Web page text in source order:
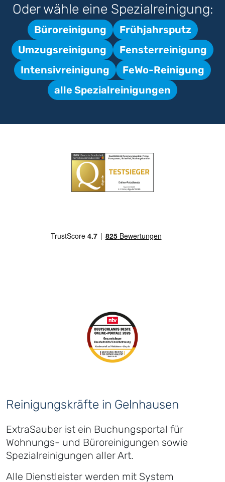
Oder wähle eine Spezialreinigung:
Büroreinigung
Frühjahrsputz
Umzugsreinigung
Fensterreinigung
Intensivreinigung
FeWo-Reinigung
alle Spezialreinigungen
Reinigungskräfte in Gelnhausen
ExtraSauber ist ein Buchungsportal für
Wohnungs- und Büroreinigungen sowie
Spezialreinigungen aller Art.
Alle Dienstleister werden mit System